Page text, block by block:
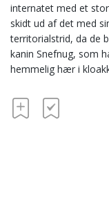
internatet med et
skidt ud af det med
territorialstrid, da de
kanin Snefnug, som
hemmelig hær i